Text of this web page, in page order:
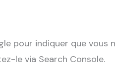
pour indiquer que vous
le via Search Console.